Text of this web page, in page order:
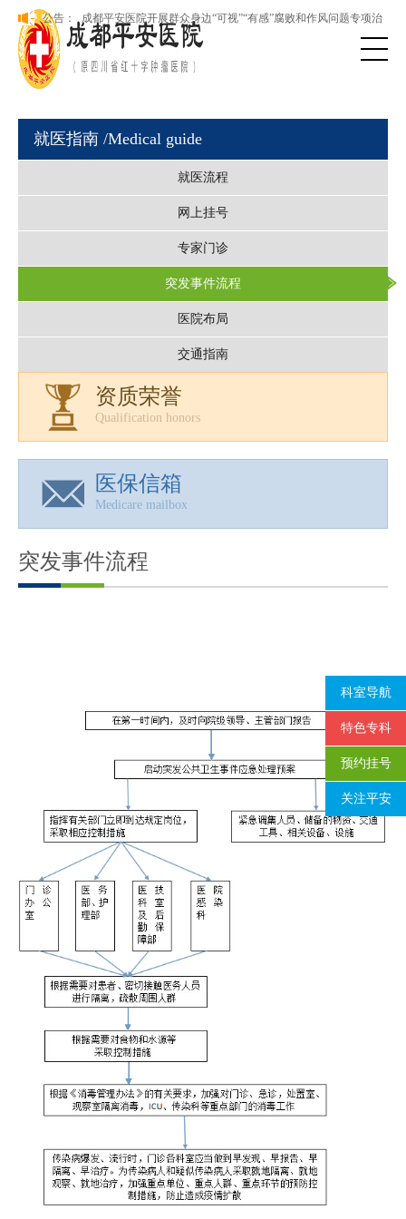
公告：
成都平安医院开展群众身边“可视”“有感”腐败和作风问题专项治
理
本院新版网站正式上线，欢迎访问！
理
就医指南 /Medical guide
就医流程
网上挂号
专家门诊
突发事件流程
医院布局
交通指南
资质荣誉
Qualification honors
医保信箱
Medicare mailbox
突发事件流程
科室导航
特色专科
预约挂号
关注平安